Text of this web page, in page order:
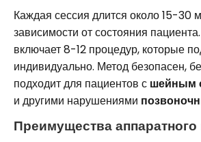
Каждая сессия длится около 15-30
зависимости от состояния
включает 8-12 процедур, которые
индивидуально. Метод безопасен,
подходит для пациентов с шейным
и другими нарушениями
Преимущества